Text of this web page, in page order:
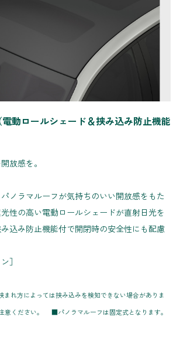
動ロールシェード＆挟み込み防止機能
放感を。
ノラマルーフが気持ちのいい開放感をもた
性の高い電動ロールシェードが直射日光を
込み防止機能付で開閉時の安全性にも配慮
］
まれ方によっては挟み込みを検知できない場合がありま
意ください。 ■パノラマルーフは固定式となります。